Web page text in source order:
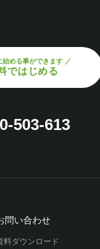
始める事ができます ／
ではじめる
503-613
問い合わせ
料ダウンロード